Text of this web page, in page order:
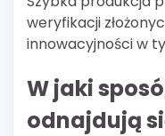
weryfikacji
innowacyjności w
W jaki
odnajdują